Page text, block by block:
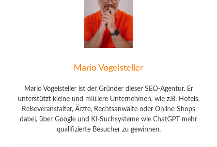
Mario Vogelsteller
Mario Vogelsteller ist der Gründer dieser SEO-Agentur. Er
unterstützt kleine und mittlere Unternehmen, wie z.B. Hotels,
Reiseveranstalter, Ärzte, Rechtsanwälte oder Online-Shops
dabei, über Google und KI-Suchsysteme wie ChatGPT mehr
qualifizierte Besucher zu gewinnen.